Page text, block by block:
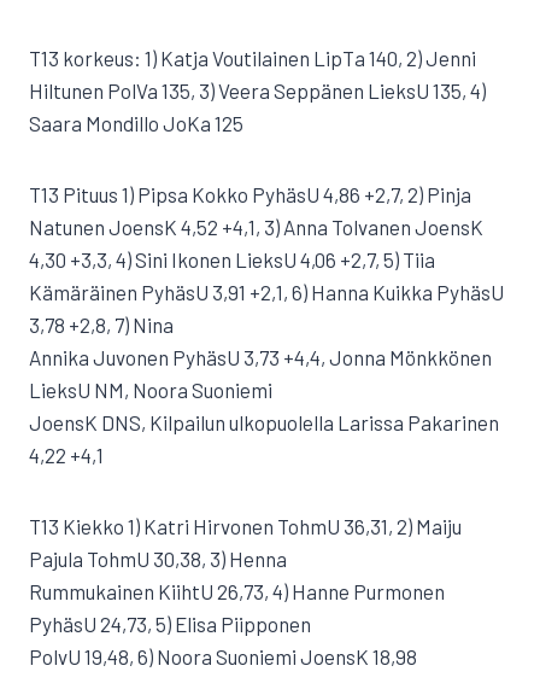
T13 korkeus: 1) Katja Voutilainen LipTa 140, 2) Jenni
Hiltunen PolVa 135, 3) Veera Seppänen LieksU 135, 4)
Saara Mondillo JoKa 125
T13 Pituus 1) Pipsa Kokko PyhäsU 4,86 +2,7, 2) Pinja
Natunen JoensK 4,52 +4,1, 3) Anna Tolvanen JoensK
4,30 +3,3, 4) Sini Ikonen LieksU 4,06 +2,7, 5) Tiia
Kämäräinen PyhäsU 3,91 +2,1, 6) Hanna Kuikka PyhäsU
3,78 +2,8, 7) Nina
Annika Juvonen PyhäsU 3,73 +4,4, Jonna Mönkkönen
LieksU NM, Noora Suoniemi
JoensK DNS, Kilpailun ulkopuolella Larissa Pakarinen
4,22 +4,1
T13 Kiekko 1) Katri Hirvonen TohmU 36,31, 2) Maiju
Pajula TohmU 30,38, 3) Henna
Rummukainen KiihtU 26,73, 4) Hanne Purmonen
PyhäsU 24,73, 5) Elisa Piipponen
PolvU 19,48, 6) Noora Suoniemi JoensK 18,98